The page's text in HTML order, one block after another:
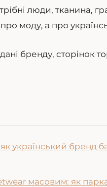
люди, тканина,
про моду, а про
бренду, сторінок
як український бренд
масовим: як